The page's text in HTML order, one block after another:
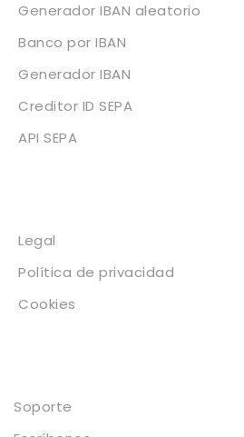
Generador IBAN aleatorio
Banco por IBAN
Generador IBAN
Creditor ID SEPA
API SEPA
Legal
Política de privacidad
Cookies
Soporte